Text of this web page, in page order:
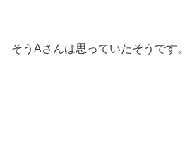
そうAさんは思っていたそうです。